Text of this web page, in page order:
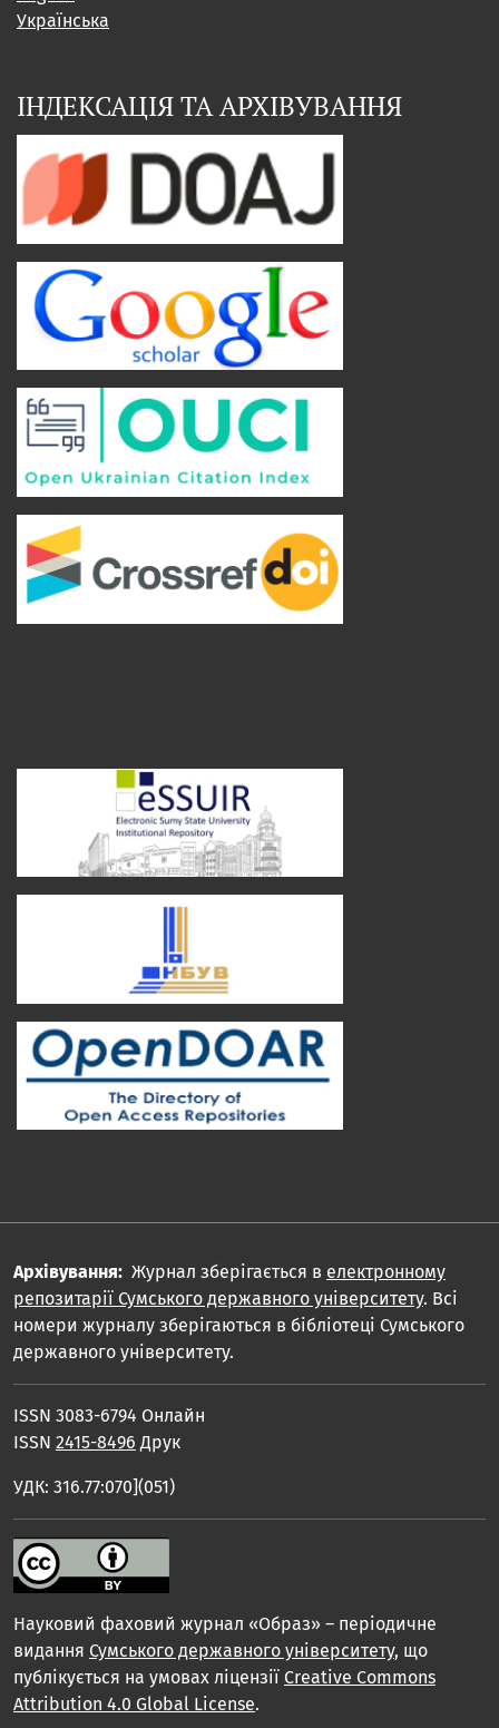
Українська
ІНДЕКСАЦІЯ ТА АРХІВУВАННЯ
Архівування: Журнал зберігається в електронному
репозитарії Сумського державного університету. Всі
номери журналу зберігаються в бібліотеці Сумського
державного університету.
ISSN 3083-6794 Онлайн
ISSN 2415-8496 Друк
УДК: 316.77:070](051)
Науковий фаховий журнал «Образ» – періодичне
видання Сумського державного університету, що
публікується на умовах ліцензії Creative Commons
Attribution 4.0 Global License.